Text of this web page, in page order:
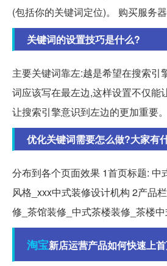
(包括你的关键词定位)。 购买服务
关键词的设置技巧是什么?
主要关键词靠左:越是希望在搜索引
词应该写在最左边,这样设置不仅能
让搜索引擎意识到左边的更加重要
优化关键词需要怎么做?大家有
分布到各个页面效果 1首页标题: 中
风格_xxx中式装修设计机构 2产品
修_茶馆装修_中式茶楼装修_茶楼中
淘宝新店运营产品如何快速上